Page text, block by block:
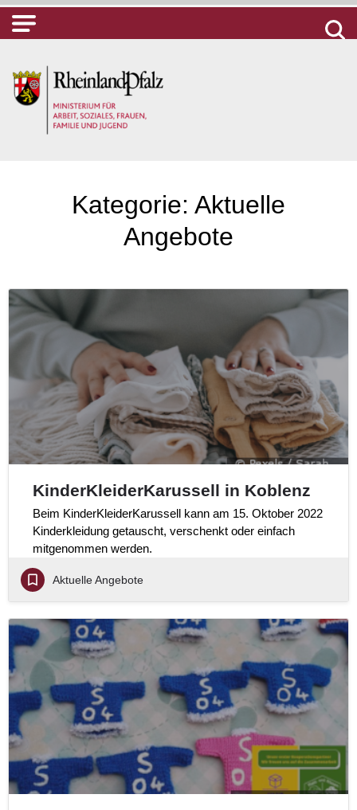
Kategorie: Aktuelle
Angebote
KinderKleiderKarussell in Koblenz
Beim KinderKleiderKarussell kann am 15. Oktober 2022
Kinderkleidung getauscht, verschenkt oder einfach
mitgenommen werden.
Aktuelle Angebote